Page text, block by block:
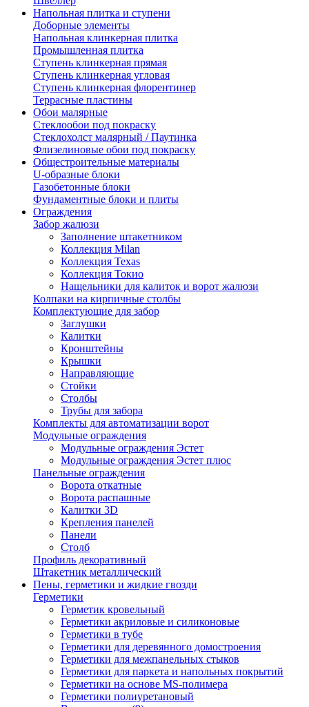
Напольная плитка и ступени
Доборные элементы
Напольная клинкерная плитка
Промышленная плитка
Ступень клинкерная прямая
Ступень клинкерная угловая
Ступень клинкерная флорентинер
Террасные пластины
Обои малярные
Стеклообои под покраску
Стеклохолст малярный / Паутинка
Флизелиновые обои под покраску
Общестроительные материалы
U-образные блоки
Газобетонные блоки
Фундаментные блоки и плиты
Ограждения
Забор жалюзи
Заполнение штакетником
Коллекция Milan
Коллекция Texas
Коллекция Токио
Нащельники для калиток и ворот жалюзи
Колпаки на кирпичные столбы
Комплектующие для забор
Заглушки
Калитки
Кронштейны
Крышки
Направляющие
Стойки
Столбы
Трубы для забора
Комплекты для автоматизации ворот
Модульные ограждения
Модульные ограждения Эстет
Модульные ограждения Эстет плюс
Панельные ограждения
Ворота откатные
Ворота распашные
Калитки 3D
Крепления панелей
Панели
Столб
Профиль декоративный
Штакетник металлический
Пены, герметики и жидкие гвозди
Герметики
Герметик кровельный
Герметики акриловые и силиконовые
Герметики в тубе
Герметики для деревянного домостроения
Герметики для межпанельных стыков
Герметики для паркета и напольных покрытий
Герметики на основе MS-полимера
Герметики полиуретановый